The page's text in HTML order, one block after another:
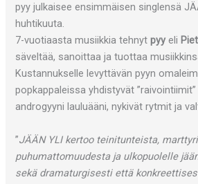
pyy julkaisee ensimmäisen singlensä
huhtikuuta.
7-vuotiaasta musiikkia tehnytpyy eli
säveltää, sanoittaa ja tuottaa
Kustannukselle levyttävän pyyn
popkappaleissa yhdistyvät
androgyyni lauluääni, nykivät rytmit ja
”JÄÄN YLI kertoo teinitunteista,
puhumattomuudesta ja ulkopuolelle
sekä dramaturgisesti että